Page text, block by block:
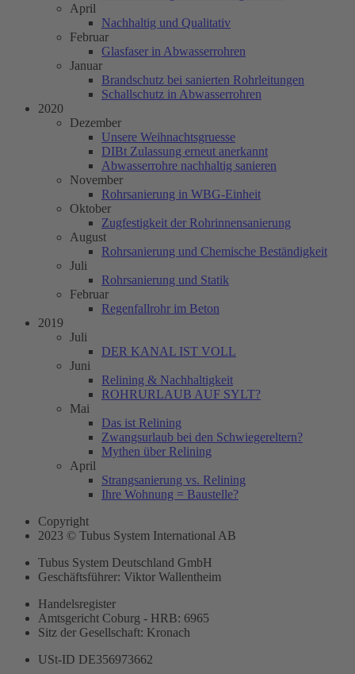
April
Nachhaltig und Qualitativ
Februar
Glasfaser in Abwasserrohren
Januar
Brandschutz bei sanierten Rohrleitungen
Schallschutz in Abwasserrohren
2020
Dezember
Unsere Weihnachtsgruesse
DIBt Zulassung erneut anerkannt
Abwasserrohre nachhaltig sanieren
November
Rohrsanierung in WBG-Einheit
Oktober
Zugfestigkeit der Rohrinnensanierung
August
Rohrsanierung und Chemische Beständigkeit
Juli
Rohrsanierung und Statik
Februar
Regenfallrohr im Beton
2019
Juli
DER KANAL IST VOLL
Juni
Relining & Nachhaltigkeit
ROHRURLAUB AUF SYLT?
Mai
Das ist Relining
Zwangsurlaub bei den Schwiegereltern?
Mythen über Relining
April
Strangsanierung vs. Relining
Ihre Wohnung = Baustelle?
Copyright
2023 © Tubus System International AB
Tubus System Deutschland GmbH
Geschäftsführer: Viktor Wallentheim
Handelsregister
Amtsgericht Coburg - HRB: 6965
Sitz der Gesellschaft: Kronach
USt-ID DE356973662